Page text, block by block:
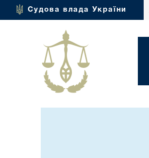
Судова влада України